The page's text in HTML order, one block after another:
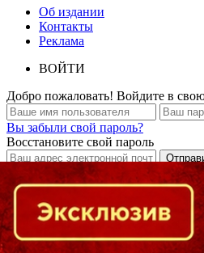
Об издании
Контакты
Реклама
ВОЙТИ
Добро пожаловать! Войдите в
Вы забыли свой пароль?
Восстановите свой пароль
Кто есть кто в Байкальском